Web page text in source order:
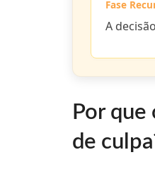
Fase
A
Por
de